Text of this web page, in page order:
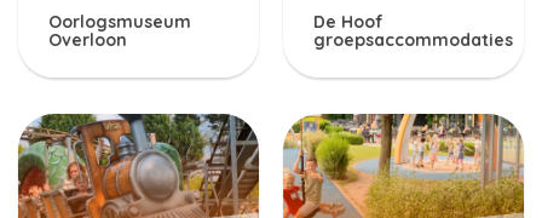
Oorlogsmuseum
Overloon
De Hoof
groepsaccommodaties